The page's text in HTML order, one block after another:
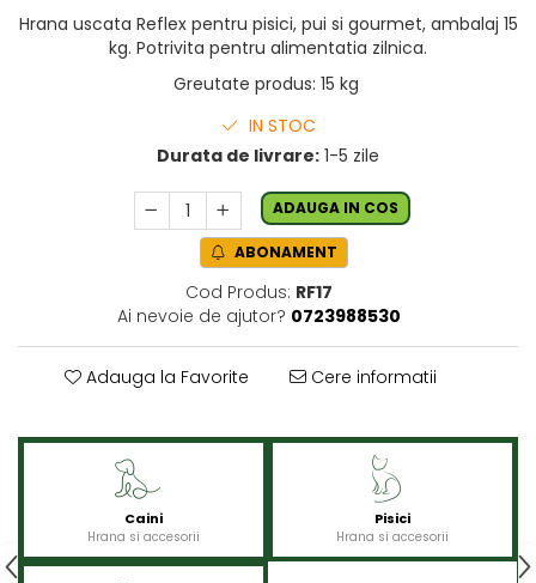
Hrana uscata Reflex pentru pisici, pui si gourmet, ambalaj 15
kg. Potrivita pentru alimentatia zilnica.
Greutate produs: 15 kg
IN STOC
Durata de livrare: 1-5 zile
ADAUGA IN COS
ABONAMENT
Cod Produs: RF17
Ai nevoie de ajutor? 0723988530
Adauga la Favorite Cere informatii
Caini
Hrana si accesorii
Pisici
Hrana si accesorii